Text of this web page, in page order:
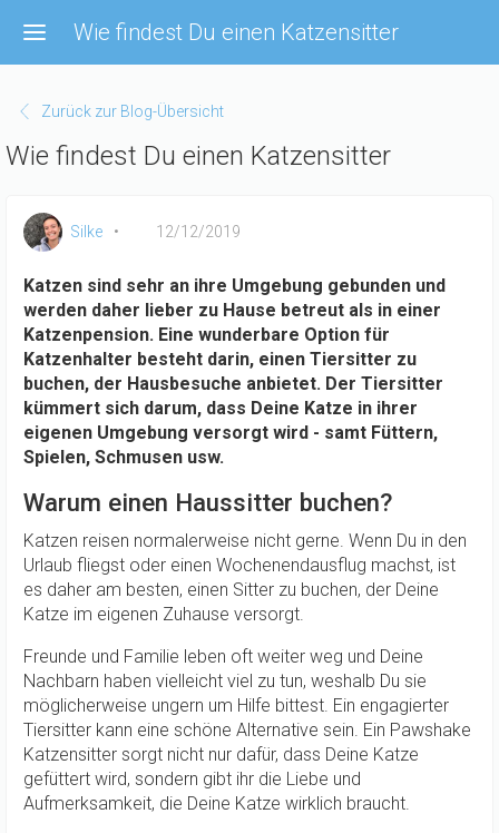
zum
Inhalt
Wie findest Du einen Katzensitter
Zurück zur Blog-Übersicht
Wie findest Du einen Katzensitter
Silke 12/12/2019
Katzen sind sehr an ihre Umgebung gebunden und
werden daher lieber zu Hause betreut als in einer
Katzenpension. Eine wunderbare Option für
Katzenhalter besteht darin, einen Tiersitter zu
buchen, der Hausbesuche anbietet. Der Tiersitter
kümmert sich darum, dass Deine Katze in ihrer
eigenen Umgebung versorgt wird - samt Füttern,
Spielen, Schmusen usw.
Warum einen Haussitter buchen?
Katzen reisen normalerweise nicht gerne. Wenn Du in den
Urlaub fliegst oder einen Wochenendausflug machst, ist
es daher am besten, einen Sitter zu buchen, der Deine
Katze im eigenen Zuhause versorgt.
Freunde und Familie leben oft weiter weg und Deine
Nachbarn haben vielleicht viel zu tun, weshalb Du sie
möglicherweise ungern um Hilfe bittest. Ein engagierter
Tiersitter kann eine schöne Alternative sein. Ein Pawshake
Katzensitter sorgt nicht nur dafür, dass Deine Katze
gefüttert wird, sondern gibt ihr die Liebe und
Aufmerksamkeit, die Deine Katze wirklich braucht.